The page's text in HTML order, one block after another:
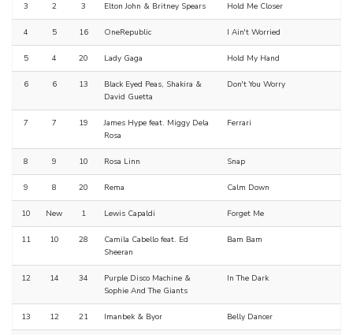
3 2 3 Elton John & Britney Spears Hold Me Closer
4 5 16 OneRepublic I Ain't Worried
5 4 20 Lady Gaga Hold My Hand
6 6 13
Black Eyed Peas, Shakira &
David Guetta
Don't You Worry
7 7 19
James Hype feat. Miggy Dela
Rosa
Ferrari
8 9 10 Rosa Linn Snap
9 8 20 Rema Calm Down
10 New 1 Lewis Capaldi Forget Me
11 10 28
Camila Cabello feat. Ed
Sheeran
Bam Bam
12 14 34
Purple Disco Machine &
Sophie And The Giants
In The Dark
13 12 21 Imanbek & Byor Belly Dancer